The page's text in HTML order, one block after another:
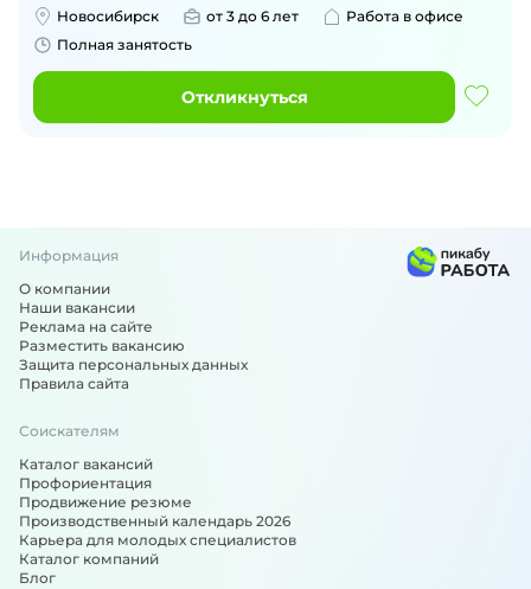
Новосибирск от 3 до 6 лет
Работа в офисе
Полная занятость
Откликнуться
Информация
О компании
Наши вакансии
Реклама на сайте
Разместить вакансию
Защита персональных данных
Правила сайта
Соискателям
Каталог вакансий
Профориентация
Продвижение резюме
Производственный календарь 2026
Карьера для молодых специалистов
Каталог компаний
Блог